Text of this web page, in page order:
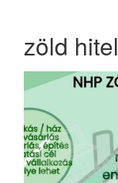
zöld hitel